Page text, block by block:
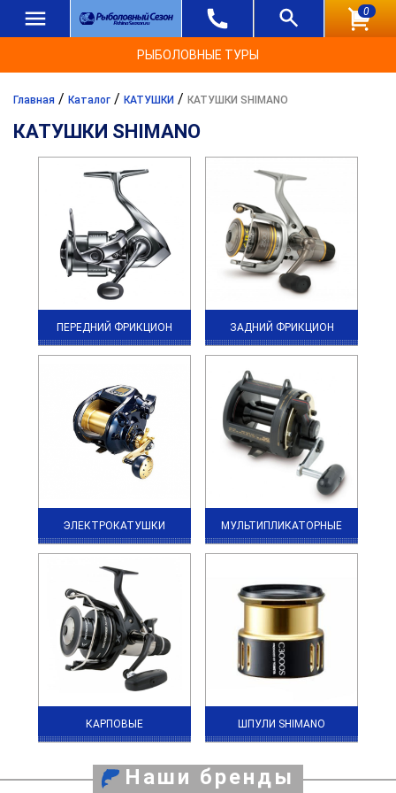
0
РЫБОЛОВНЫЕ ТУРЫ
Главная / Каталог / КАТУШКИ / КАТУШКИ SHIMANO
КАТУШКИ SHIMANO
ПЕРЕДНИЙ ФРИКЦИОН ЗАДНИЙ ФРИКЦИОН
ЭЛЕКТРОКАТУШКИ МУЛЬТИПЛИКАТОРНЫЕ
КАРПОВЫЕ ШПУЛИ SHIMANO
Наши бренды